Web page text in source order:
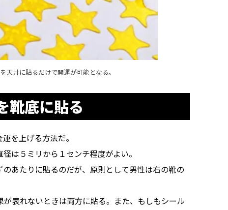
井に貼るだけで開運が可能となる。
靴底に貼る
を上げる方法だ。
は５ミリから１センチ程度がよい。
あたりに貼るのだが、原則として男性は右の靴の
表れないときは両方に貼る。また、もしもシール